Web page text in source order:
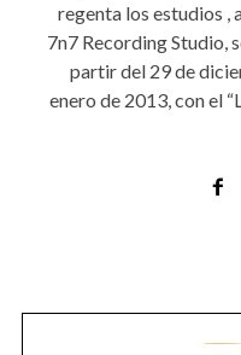
regenta los estudios
7n7 Recording Studio,
partir del 29 de
enero de 2013, con el